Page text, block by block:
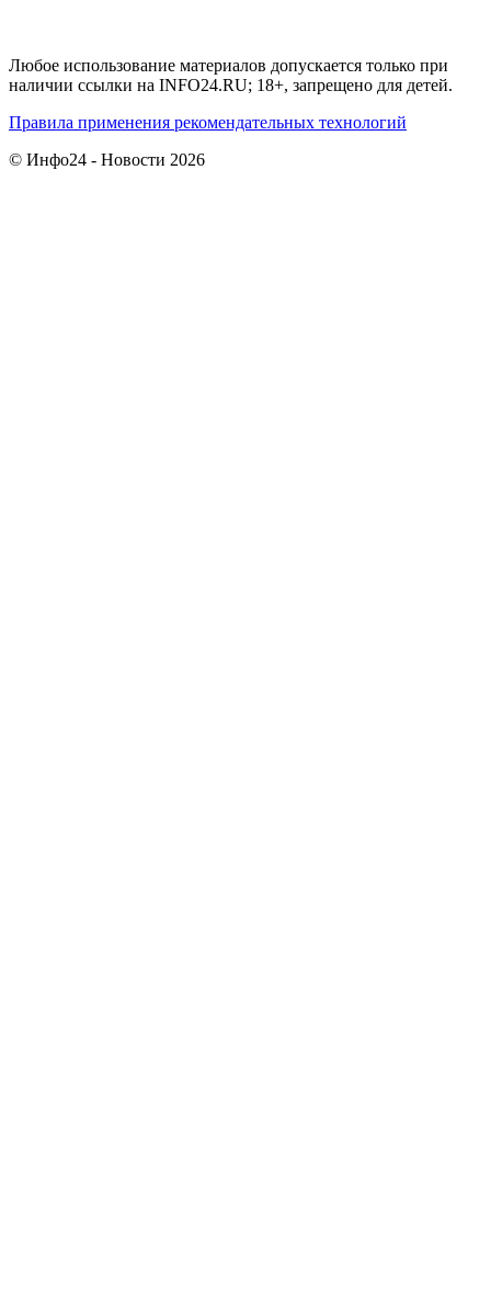
Любое использование материалов допускается только при
наличии ссылки на INFO24.RU; 18+, запрещено для детей.
Правила применения рекомендательных технологий
© Инфо24 - Новости 2026